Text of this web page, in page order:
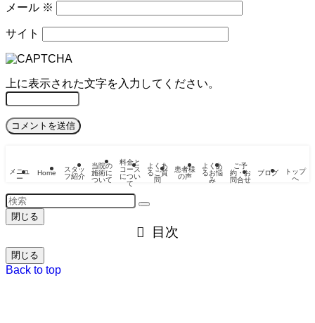
メール ※
サイト
上に表示された文字を入力してください。
メニュ
ー
Home
スタッ
フ紹介
当院の
施術に
ついて
料金と
コース
につい
て
よくあ
るご質
問
患者様
の声
よくあ
るお悩
み
ご予
約・お
問合せ
ブログ
トップ
へ
閉じる
目次
閉じる
Back to top